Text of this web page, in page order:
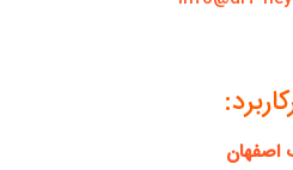
اصفهان